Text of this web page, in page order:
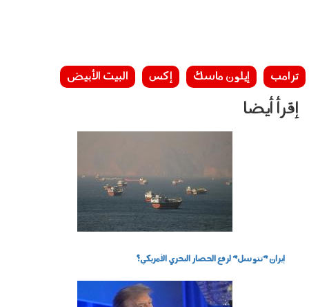
ترامب إيلون ماسك إكس البيت الأبيض
إقرأ أيضا
إيران "تتوسل" لرفع الحصار البحري الأمريكي؟